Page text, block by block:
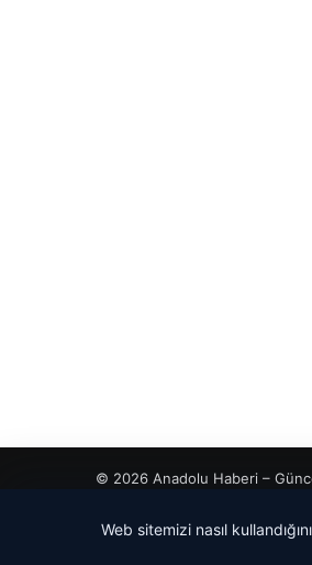
© 2026 Anadolu Haberi –
Web sitemizi nasıl